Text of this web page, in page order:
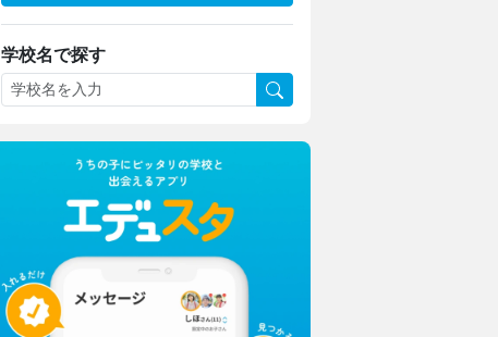
学校名で探す